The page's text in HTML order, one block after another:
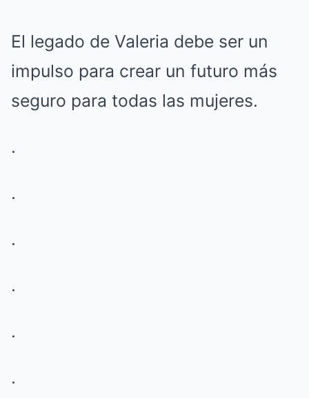
El legado de Valeria debe ser un
impulso para crear un futuro más
seguro para todas las mujeres.
.
.
.
.
.
.